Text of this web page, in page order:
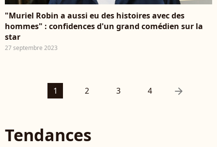
"Muriel Robin a aussi eu des histoires avec des
hommes" : confidences d'un grand comédien sur la
star
27 septembre 2023
1 2 3 4 arrow_right
Tendances